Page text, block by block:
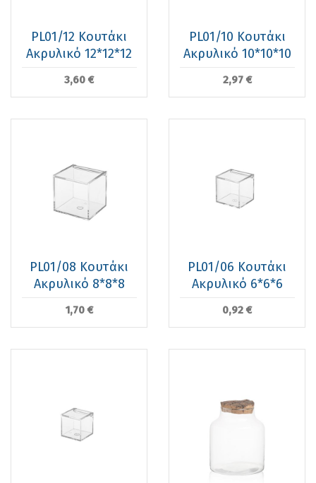
PL01/12 Κουτάκι
Ακρυλικό 12*12*12
3,60 €
PL01/10 Κουτάκι
Ακρυλικό 10*10*10
2,97 €
PL01/08 Κουτάκι
Ακρυλικό 8*8*8
1,70 €
PL01/06 Κουτάκι
Ακρυλικό 6*6*6
0,92 €